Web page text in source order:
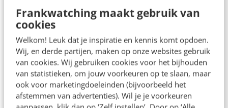
Frankwatching maakt gebruik van
cookies
Welkom! Leuk dat je inspiratie en kennis komt opdoen.
Wij, en derde partijen, maken op onze websites gebruik
van cookies. Wij gebruiken cookies voor het bijhouden
van statistieken, om jouw voorkeuren op te slaan, maar
ook voor marketingdoeleinden (bijvoorbeeld het
afstemmen van advertenties). Wil je je voorkeuren
Adverteren
Contact
Nieuwsbrieven
Over ons
Ons team
Werken bij